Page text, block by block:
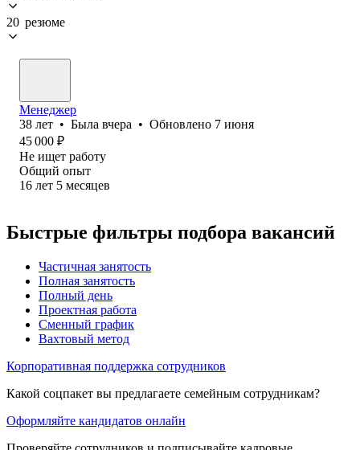
20 резюме
Менеджер
38 лет • Была вчера • Обновлено 7 июня
45 000 ₽
Не ищет работу
Общий опыт
16 лет 5 месяцев
Быстрые фильтры подбора вакансий
Частичная занятость
Полная занятость
Полный день
Проектная работа
Сменный график
Вахтовый метод
Корпоративная поддержка сотрудников
Какой соцпакет вы предлагаете семейным сотрудникам?
Оформляйте кандидатов онлайн